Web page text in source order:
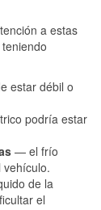
a estas
estar débil o
podría estar
— el frío
vehículo.
de la
el